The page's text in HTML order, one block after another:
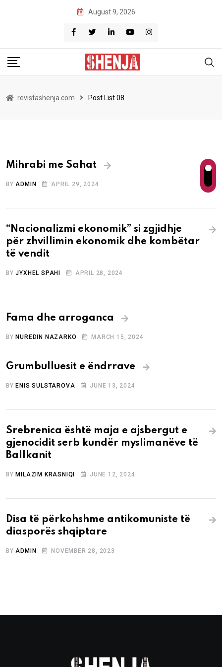
August 9, 2026
revistashenja.com Post List 08
Mihrabi me Sahat
BYADMIN APRIL 29, 2024
“Nacionalizmi ekonomik” si zgjidhje
për zhvillimin ekonomik dhe kombëtar
të vendit
BYJYXHEL SPAHI APRIL 28, 2024
Fama dhe arroganca
BY NUREDIN NAZARKO MARCH 15, 2024
Grumbulluesit e ëndrrave
BY ENIS SULSTAROVA JUNE 13, 2024
Srebrenica është maja e ajsbergut e
gjenocidit serb kundër myslimanëve të
Ballkanit
BY MILAZIM KRASNIQI JUNE 12, 2024
Disa të përkohshme antikomuniste të
diasporës shqiptare
BYADMIN NOVEMBER 28, 2023